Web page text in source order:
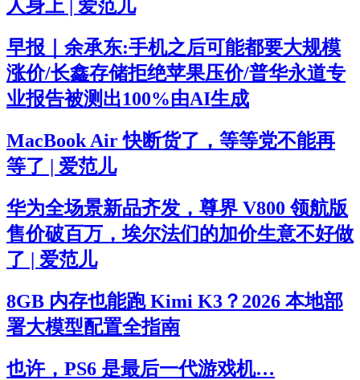
人身上 | 爱范儿
早报｜余承东:手机之后可能都要大规模
涨价/长鑫存储拒绝苹果压价/普华永道专
业报告被测出100%由AI生成
MacBook Air 快断货了，等等党不能再
等了 | 爱范儿
华为全场景新品齐发，尊界 V800 领航版
售价破百万，埃尔法们的加价生意不好做
了 | 爱范儿
8GB 内存也能跑 Kimi K3？2026 本地部
署大模型配置全指南
也许，PS6 是最后一代游戏机…